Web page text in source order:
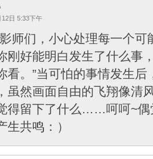
12日 5:33下午
师们，小心处理每一个可
刚好能明白发生了什么事
看。”当可怕的事情发生后
虽然画面自由的飞翔像清
得留下了什么……呵呵~偶
生共鸣：）